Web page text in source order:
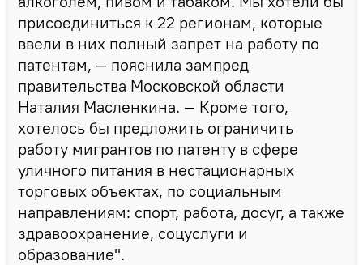
присоединиться к 22 регионам, которые
ввели в них полный запрет на работу по
патентам, — пояснила зампред
правительства Московской области
Наталия Масленкина. — Кроме того,
хотелось бы предложить ограничить
работу мигрантов по патенту в сфере
уличного питания в нестационарных
торговых объектах, по социальным
направлениям: спорт, работа, досуг, а также
здравоохранение, соцуслуги и
образование".